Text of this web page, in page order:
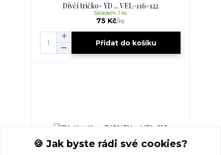
Dívčí tričko- YD ... VEL-116-122
75 Kč/ks
Skladem 1 ks
Přidat do košíku
🍪 Jak byste rádi své cookies?